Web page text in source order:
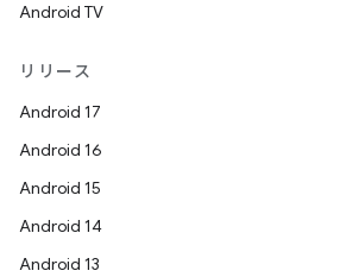
Android TV
リリース
Android 17
Android 16
Android 15
Android 14
Android 13